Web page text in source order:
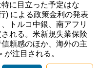
に目立った予定はな
) による政策金利の発表
トルコ中銀、南アフリ
れる。米新規失業保険
頼感のほか、海外の主
注目される。